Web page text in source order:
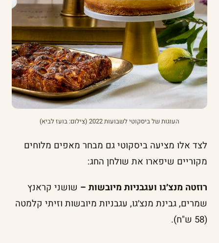
העוגות של ביסקוטי לשבועות 2022 (צילום: בועז לביא)
לצד אלו מציעה ביסקוטי גם מבחר מאפים מלוחים
מקוריים שיפארו את שולחן החג:
רוזטה מנצ׳גו ועגבניות מיובשות – שושני קראנץ
שמרים, גבינת מנצ׳גו, עגבניות מיובשות וזיתי קלמטה
(58 ש"ח).